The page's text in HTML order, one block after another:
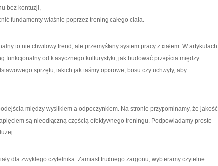
bez kontuzji,
fundamenty właśnie poprzez trening całego ciała.
to nie chwilowy trend, ale przemyślany system pracy z ciałem. W artykułach
funkcjonalny od klasycznego kulturystyki, jak budować przejścia między
sprzętu, takich jak taśmy oporowe, bosu czy uchwyty, aby
między wysiłkiem a odpoczynkiem. Na stronie przypominamy, że jakość
są nieodłączną częścią efektywnego treningu. Podpowiadamy proste
dla zwykłego czytelnika. Zamiast trudnego żargonu, wybieramy czytelne